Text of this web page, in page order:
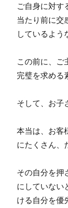
ご自身に対す
当たり前に交
しているよう
この前に、ご
完璧を求める
そして、お子
本当は、お客
にたくさん、
その自分を押
にしていない
ける自分を優